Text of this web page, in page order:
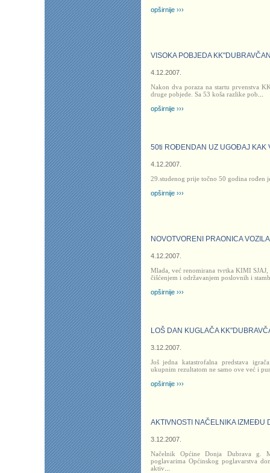
opširnije ›››
VISOKA POBJEDA
4.12.2007.
Nakon dva poraza na startu prvenstva
druge pobjede. Sa 53 koša razlike pob
opširnije ›››
50ti ROĐENDAN UZ UGOĐAJ KAK
4.12.2007.
29.studenog prije točno 50 godina rođen
opširnije ›››
NOVOTVORENI PRAONICA
4.12.2007.
Mlada, već renomirana tvrtka KIMI
čišćenjem i održavanjem poslovnih i
opširnije ›››
LOŠ DAN KUGLAČA
3.12.2007.
Još jedna katastrofalna predstava
ukupnim rezultatom ne samo ove već i
opširnije ›››
AKTIVNOSTI NAČELNIKA IZMEĐU
3.12.2007.
Načelnik Općine Donja Dubrava g.
poglavarima Općinskog poglavarstva
aktiv...